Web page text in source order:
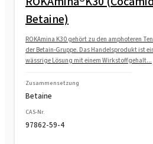
Betaine)
ROKAmina K30 gehört zu den amphoteren
der Betain-Gruppe. Das Handelsprodukt ist
wässrige Lösung mit einem Wirkstoffgehalt...
Zusammensetzung
Betaine
CAS-Nr.
97862-59-4